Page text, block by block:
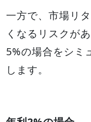
一方で、市場リ
くなるリスクが
5%の場合をシミ
します。